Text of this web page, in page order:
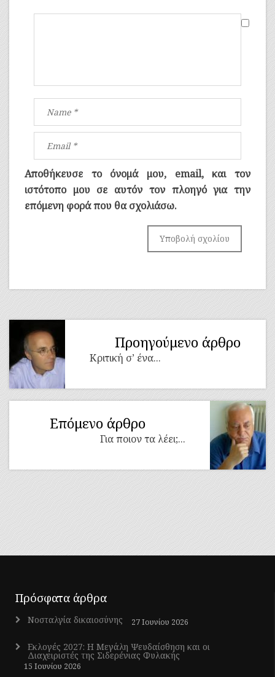
Αποθήκευσε το όνομά μου, email, και τον
ιστότοπο μου σε αυτόν τον πλοηγό για την
επόμενη φορά που θα σχολιάσω.
Προηγούμενο άρθρο
Κριτική σ’ ένα...
Επόμενο άρθρο
Για ποιον τα λέει;...
Πρόσφατα άρθρα
Νοσταλγία δικαιοσύνης 27 Ιουνίου 2026
Εκλογές 2027: Η Μεγάλη Ψευδαίσθηση και οι
Διαχειριστές της Σιδερένιας Φυλακής
15 Ιουνίου 2026